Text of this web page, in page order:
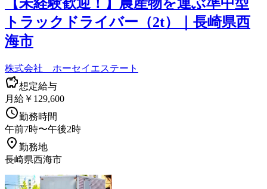
【未経験歓迎！】農産物を運ぶ準中型
トラックドライバー（2t）｜長崎県西
海市
株式会社 ホーセイエステート
想定給与
月給￥129,600
勤務時間
午前7時〜午後2時
勤務地
長崎県西海市